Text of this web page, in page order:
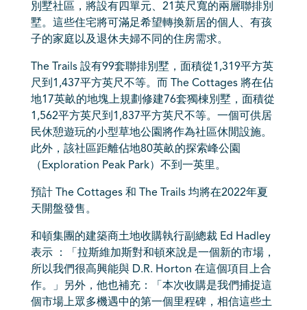
別墅社區，將設有四單元、21英尺寬的兩層聯排別
墅。這些住宅將可滿足希望轉換新居的個人、有孩
子的家庭以及退休夫婦不同的住房需求。
The Trails 設有99套聯排別墅，面積從1,319平方英
尺到1,437平方英尺不等。而 The Cottages 將在佔
地17英畝的地塊上規劃修建76套獨棟別墅，面積從
1,562平方英尺到1,837平方英尺不等。一個可供居
民休憩遊玩的小型草地公園將作為社區休閒設施。
此外，該社區距離佔地80英畝的探索峰公園
（Exploration Peak Park）不到一英里。
預計 The Cottages 和 The Trails 均將在2022年夏
天開盤發售。
和頓集團的建築商土地收購執行副總裁 Ed Hadley
表示 ：「拉斯維加斯對和頓來說是一個新的市場，
所以我們很高興能與 D.R. Horton 在這個項目上合
作。」另外，他也補充：「本次收購是我們捕捉這
個市場上眾多機遇中的第一個里程碑，相信這些土